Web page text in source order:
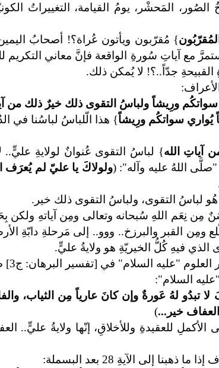
المَحشْر، يومُ القيامة، التغييراتُ
} مُقرّبون ويأتون عُراة؟! أصحابُ
مع آياتِ سُورةِ الواقعة فإنَّ معاني
جدّاً..؟! لا يُمكن ذلك.
سواتكُم ورِيشاً ولباسُ التقوى ذلك خيرٌ ذلك من
يُواري سواتكُم ورِيشاً} هذا الّلباسُ لباسُنا في
آياتِ الله} لباسُ التقوى عُنوانٌ لولايةِ عليٍّ..
"صلَّى اللهُ عليه وآله": (ولولاكَ يا عليّ لم يُعرَف
لباسُ التقوى، ولباسُ التقوى ذلك خير.
مِن نِعَم اللهِ سُبحانه وتعالى ومِن آياتهِ
ومِن القبر والبرزخ.. ووو.. إلى مَرحلةِ دابّةِ
الذي فيهِ كُلُّ الخيريّةِ هو ولايةُ عليٍّ.
في [تفسير البرهان: ج3] صفحة 144 الحديث (3) في معنى قولهِ عزَّ وجلَّ:
السلام":
تبدُو لهُ عَورةٌ وإن كانَ عارياً مِن الثياب،
خير...)
للعقيدةِ وللأخلاقِ، إنّها ولايةُ عليٍّ..
ما ذهبنا إلى الآيةِ 28 بعد البسملة: